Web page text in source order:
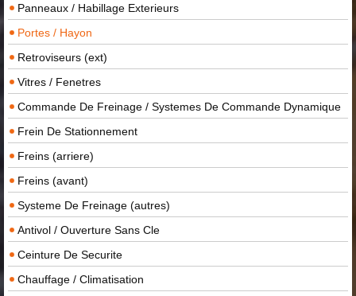
Panneaux / Habillage Exterieurs
Portes / Hayon
Retroviseurs (ext)
Vitres / Fenetres
Commande De Freinage / Systemes De Commande Dynamique
Frein De Stationnement
Freins (arriere)
Freins (avant)
Systeme De Freinage (autres)
Antivol / Ouverture Sans Cle
Ceinture De Securite
Chauffage / Climatisation